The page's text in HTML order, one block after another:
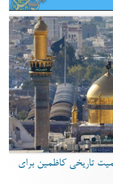
تاریخی کاظمین برای